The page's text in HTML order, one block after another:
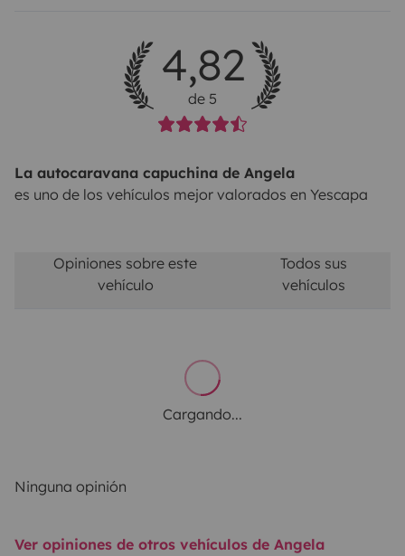
4,82
de 5
La autocaravana capuchina de Angela
es uno de los vehículos mejor valorados en Yescapa
Opiniones sobre este
vehículo
Todos sus
vehículos
Cargando...
Ninguna opinión
Ver opiniones de otros vehículos de Angela